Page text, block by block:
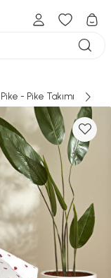
Pike - Pike Takımı